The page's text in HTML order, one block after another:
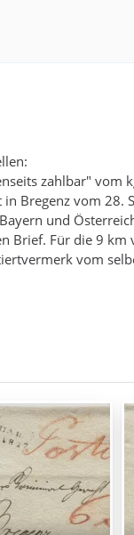
zahlbar" vom
Bregenz vom 28.
und
Brief. Für die 9 km
vom